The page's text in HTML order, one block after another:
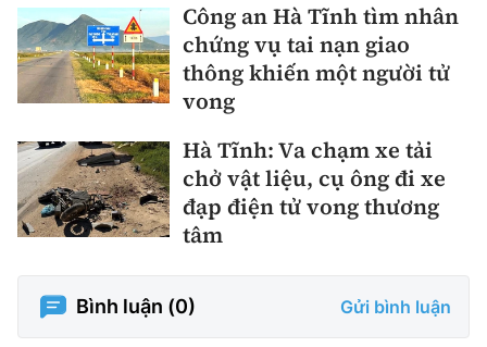
Công an Hà Tĩnh tìm nhân
chứng vụ tai nạn giao
thông khiến một người tử
vong
Hà Tĩnh: Va chạm xe tải
chở vật liệu, cụ ông đi xe
đạp điện tử vong thương
tâm
Bình luận (0) Gửi bình luận